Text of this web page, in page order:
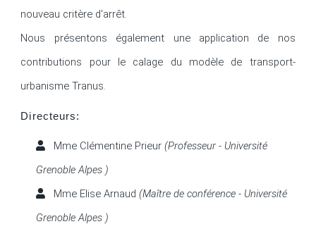
nouveau critère d'arrêt.
Nous présentons également une application de nos
contributions pour le calage du modèle de transport-
urbanisme Tranus.
Directeurs:
Mme Clémentine Prieur(Professeur - Université
Grenoble Alpes )
Mme Elise Arnaud(Maître de conférence - Université
Grenoble Alpes )